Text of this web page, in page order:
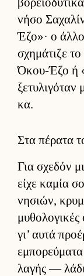
νήσο
Έζο»· ο
σχημάτιζε
Όκου-Έζο ή
κα.
Στα πέρατα
Για σχεδόν
είχε καμία
νησιών,
μυθολογικές
γι’ αυτά
λαγής —